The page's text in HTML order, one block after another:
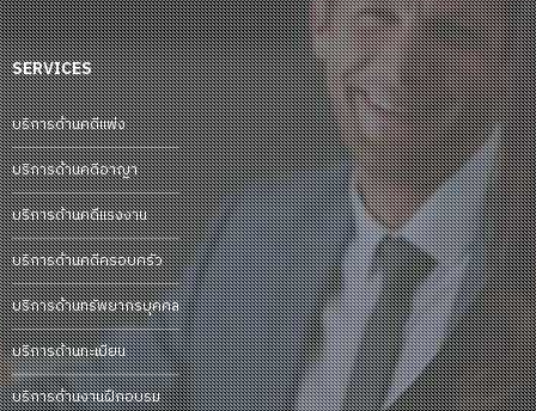
SERVICES
บริการด้านคดีแพ่ง
บริการด้านคดีอาญา
บริการด้านคดีแรงงาน
บริการด้านคดีครอบครัว
บริการด้านทรัพยากรบุคคล
บริการด้านทะเบียน
บริการด้านงานฝึกอบรม